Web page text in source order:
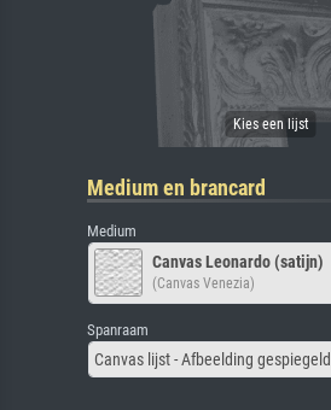
Medium en brancard
Medium
Canvas Leonardo (satijn)
(Canvas Venezia)
Spanraam